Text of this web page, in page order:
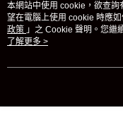
熱門標籤
熱銷排行
本網站中使用 cookie，欲查
望在電腦上使用 cookie 時應
政策 」之 Cookie 聲明。您繼
條款之 Cookie 聲明使用 cookie
了解更多 >